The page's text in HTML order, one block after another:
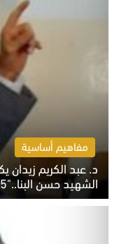
مفاهيم أساسية
د. عبد الكريم
الشهيد حسن البنا.."5"
السبت 8 أغسطس 2026 10:46 ص